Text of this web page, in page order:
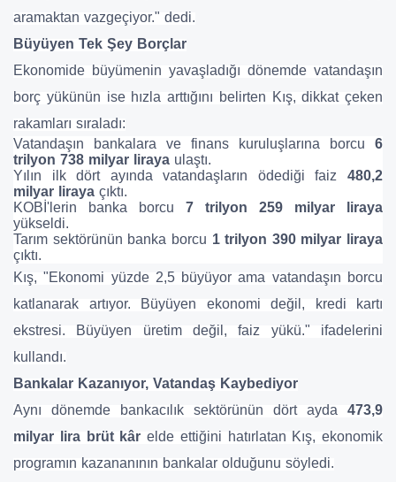
aramaktan vazgeçiyor." dedi.
Büyüyen Tek Şey Borçlar
Ekonomide büyümenin yavaşladığı dönemde vatandaşın
borç yükünün ise hızla arttığını belirten Kış, dikkat çeken
rakamları sıraladı:
Vatandaşın bankalara ve finans kuruluşlarına borcu 6
trilyon 738 milyar liraya ulaştı.
Yılın ilk dört ayında vatandaşların ödediği faiz 480,2
milyar liraya çıktı.
KOBİ'lerin banka borcu 7 trilyon 259 milyar liraya
yükseldi.
Tarım sektörünün banka borcu 1 trilyon 390 milyar liraya
çıktı.
Kış, "Ekonomi yüzde 2,5 büyüyor ama vatandaşın borcu
katlanarak artıyor. Büyüyen ekonomi değil, kredi kartı
ekstresi. Büyüyen üretim değil, faiz yükü." ifadelerini
kullandı.
Bankalar Kazanıyor, Vatandaş Kaybediyor
Aynı dönemde bankacılık sektörünün dört ayda 473,9
milyar lira brüt kâr elde ettiğini hatırlatan Kış, ekonomik
programın kazananının bankalar olduğunu söyledi.